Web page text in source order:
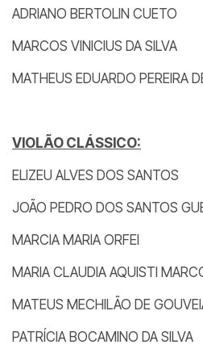
ADRIANO BERTOLIN CUETO
MARCOS VINICIUS DA SILVA
MATHEUS EDUARDO PEREIRA
VIOLÃO CLÁSSICO:
ELIZEU ALVES DOS SANTOS
JOÃO PEDRO DOS SANTOS
MARCIA MARIA ORFEI
MARIA CLAUDIA AQUISTI
MATEUS MECHILÃO DE
PATRÍCIA BOCAMINO DA SILVA